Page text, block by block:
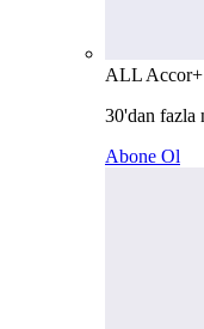
ALL Accor+
30'dan fazla
Abone Ol